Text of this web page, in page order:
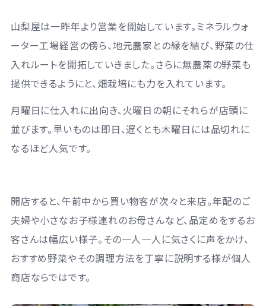
山梨屋は一昨年より営業を開始しています。ミネラルウォ
ーター工場経営の傍ら、地元農家との縁を結び、野菜の仕
入れルートを開拓していきました。さらに無農薬の野菜も
提供できるようにと、畑栽培にも力を入れています。
月曜日に仕入れに出向き、火曜日の朝にそれらが店頭に
並びます。早いものは即日、遅くとも木曜日には品切れに
なるほど人気です。
開店すると、午前中から買い物客が次々と来店。年配のご
夫婦や小さなお子様連れのお母さんなど、品定めをするお
客さんは幅広い様子。その一人一人に気さくに声をかけ、
おすすめ野菜やその調理方法を丁寧に説明する様が個人
商店ならではです。